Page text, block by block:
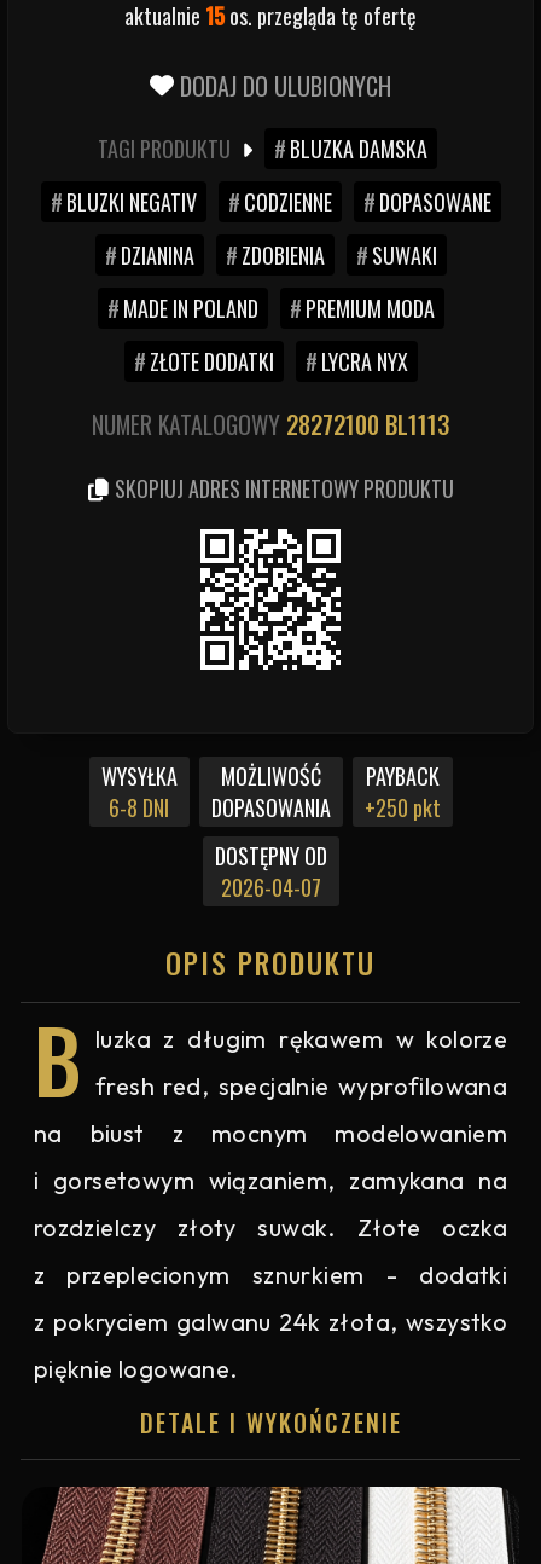
WYSYŁKA
6-8 DNI
MOŻLIWOŚĆ
DOPASOWANIA
PAYBACK
+250 pkt
DOSTĘPNY OD
2026-04-07
OPIS PRODUKTU
B luzka z długim rękawem w kolorze
fresh red, specjalnie wyprofilowana
na biust z mocnym modelowaniem
i gorsetowym wiązaniem, zamykana na
rozdzielczy złoty suwak. Złote oczka
z przeplecionym sznurkiem - dodatki
z pokryciem galwanu 24k złota, wszystko
pięknie logowane.
DETALE I WYKOŃCZENIE
aktualnie 15os. przegląda tę ofertę
DODAJ DO ULUBIONYCH
TAGI PRODUKTU
BLUZKA DAMSKA
BLUZKI NEGATIV
CODZIENNE
DOPASOWANE
DZIANINA
ZDOBIENIA
SUWAKI
MADE IN POLAND
PREMIUM MODA
ZŁOTE DODATKI
LYCRA NYX
NUMER KATALOGOWY 28272100 BL1113
SKOPIUJ ADRES INTERNETOWY PRODUKTU